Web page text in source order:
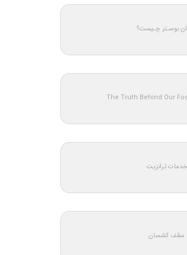
بوسـتر چـیست؟
The Truth Behind Our
خدمات ترانزیت
سقف کشسان